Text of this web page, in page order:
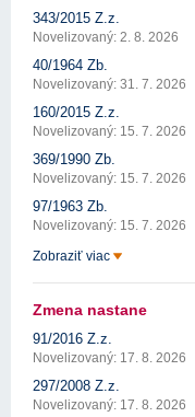
343/2015 Z.z.
Novelizovaný: 2. 8. 2026
40/1964 Zb.
Novelizovaný: 31. 7. 2026
160/2015 Z.z.
Novelizovaný: 15. 7. 2026
369/1990 Zb.
Novelizovaný: 15. 7. 2026
97/1963 Zb.
Novelizovaný: 15. 7. 2026
Zobraziť viac
Zmena nastane
91/2016 Z.z.
Novelizovaný: 17. 8. 2026
297/2008 Z.z.
Novelizovaný: 17. 8. 2026